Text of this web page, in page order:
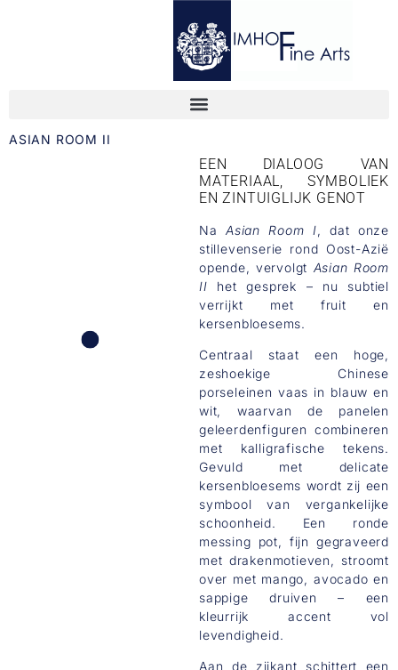
ASIAN ROOM II
EEN DIALOOG VAN
MATERIAAL, SYMBOLIEK
EN ZINTUIGLIJK GENOT
Na Asian Room I, dat onze
stillevenserie rond Oost-Azië
opende, vervolgt Asian Room
II het gesprek – nu subtiel
verrijkt met fruit en
kersenbloesems.
Centraal staat een hoge,
zeshoekige Chinese
porseleinen vaas in blauw en
wit, waarvan de panelen
geleerdenfiguren combineren
met kalligrafische tekens.
Gevuld met delicate
kersenbloesems wordt zij een
symbool van vergankelijke
schoonheid. Een ronde
messing pot, fijn gegraveerd
met drakenmotieven, stroomt
over met mango, avocado en
sappige druiven – een
kleurrijk accent vol
levendigheid.
Aan de zijkant schittert een